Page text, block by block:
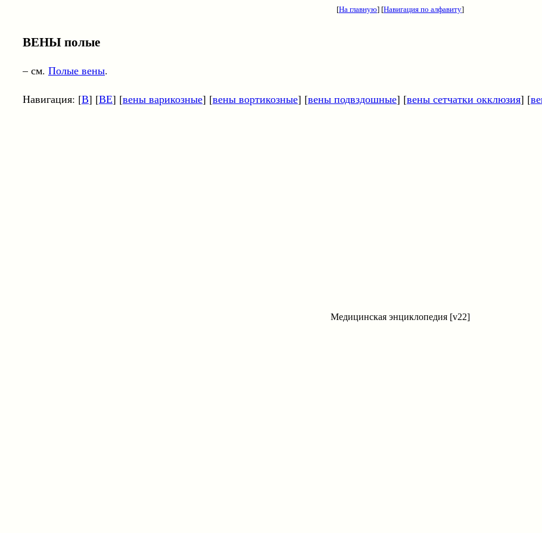
[На главную] [Навигация по алфавиту]
ВЕНЫ полые
– см. Полые вены.
Навигация: [В] [ВЕ] [вены варикозные] [вены вортикозные] [вены подвздошные] [вены сетчатки окклюзия] [
Медицинская энциклопедия [v22]